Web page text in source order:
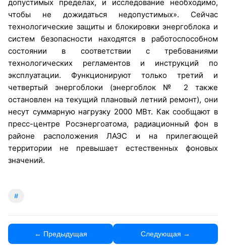
допустимых пределах, и исследование необходимо,
чтобы не дожидаться недопустимых». Сейчас
технологические защиты и блокировки энергоблока и
систем безопасности находятся в работоспособном
состоянии в соответствии с требованиями
технологических регламентов и инструкций по
эксплуатации. Функционируют только третий и
четвертый энергоблоки (энергоблок № 2 также
остановлен на текущий плановый летний ремонт), они
несут суммарную нагрузку 2000 МВт. Как сообщают в
пресс-центре Росэнергоатома, радиационный фон в
районе расположения ЛАЭС и на прилегающей
территории не превышает естественных фоновых
значений.
#
← Предыдущая Следующая →